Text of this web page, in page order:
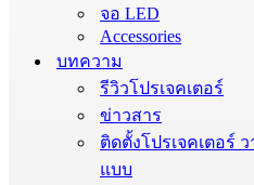
จอ LED
Accessories
บทความ
รีวิวโปรเจคเตอร์
ข่าวสาร
ติดตั้งโปรเจคเตอร์
แบบ